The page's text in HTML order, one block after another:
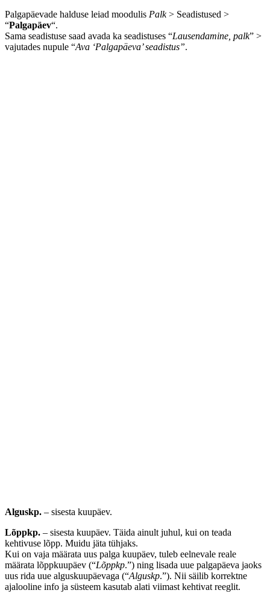
Palgapäevade halduse leiad moodulis Palk> Seadistused >
“Palgapäev“.
Sama seadistuse saad avada ka seadistuses “Lausendamine, palk” >
vajutades nupule “Ava ‘Palgapäeva’ seadistus”.
Alguskp. – sisesta kuupäev.
Lõppkp. – sisesta kuupäev. Täida ainult juhul, kui on teada
kehtivuse lõpp. Muidu jäta tühjaks.
Kui on vaja määrata uus palga kuupäev, tuleb eelnevale reale
määrata lõppkuupäev (“Lõppkp.”) ning lisada uue palgapäeva jaoks
uus rida uue alguskuupäevaga (“Alguskp.”). Nii säilib korrektne
ajalooline info ja süsteem kasutab alati viimast kehtivat reeglit.